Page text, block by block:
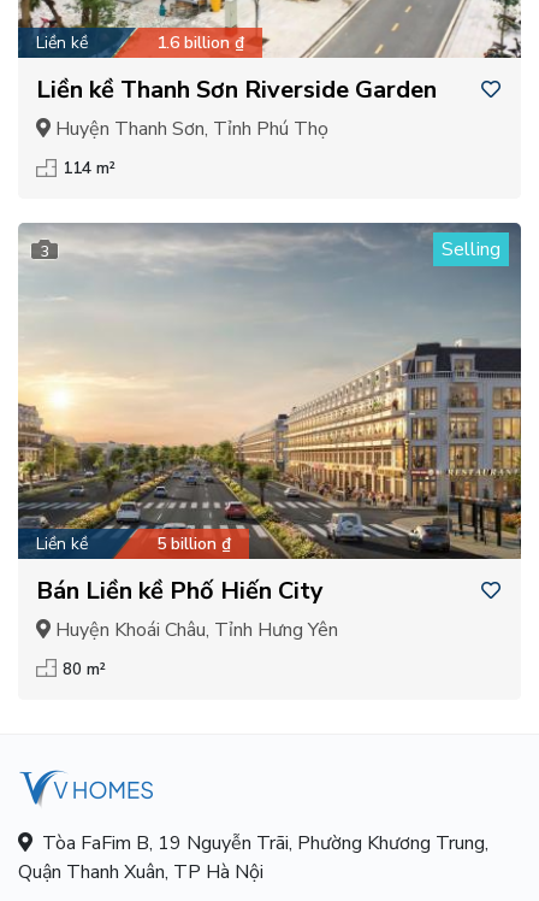
Liền kề 1.6 billion ₫
Liền kề Thanh Sơn Riverside Garden
Huyện Thanh Sơn, Tỉnh Phú Thọ
114 m²
3 Selling
Liền kề 5 billion ₫
Bán Liền kề Phố Hiến City
Huyện Khoái Châu, Tỉnh Hưng Yên
80 m²
Tòa FaFim B, 19 Nguyễn Trãi, Phường Khương Trung,
Quận Thanh Xuân, TP Hà Nội